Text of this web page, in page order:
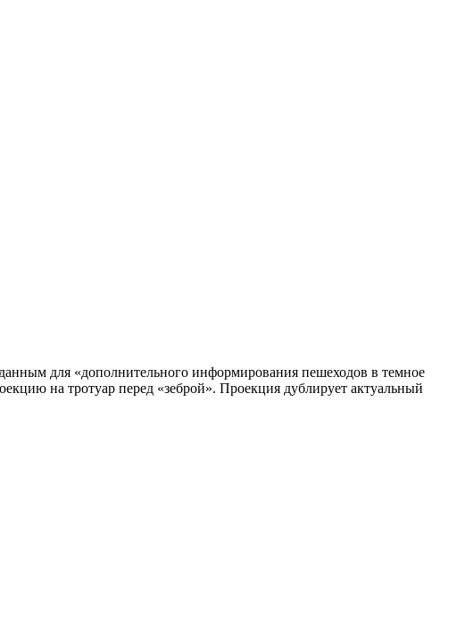
для «дополнительного информирования пешеходов в темное
на тротуар перед «зеброй». Проекция дублирует актуальный